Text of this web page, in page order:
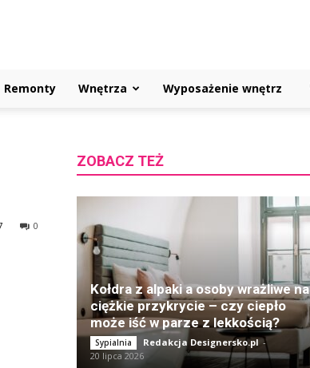
Remonty Wnętrza Wyposażenie wnętrz
0
ZOBACZ TEŻ
Kołdra z alpaki a osoby wrażliwe na
ciężkie przykrycie – czy ciepło
może iść w parze z lekkością?
Sypialnia Redakcja Designersko.pl -
20 lipca 2026